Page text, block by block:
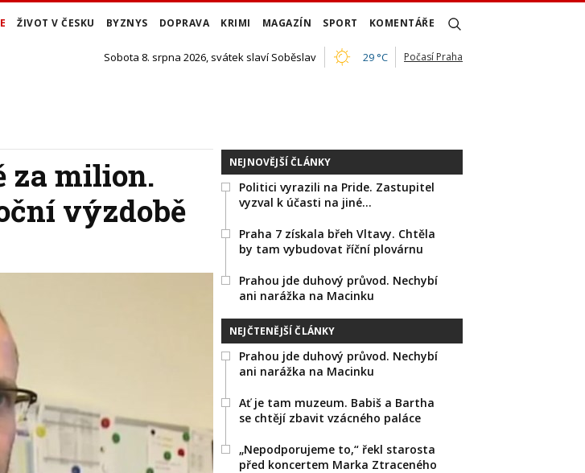
ŽIVOT V ČESKU BYZNYS DOPRAVA KRIMI MAGAZÍN SPORT KOMENTÁŘE
Sobota 8. srpna 2026, svátek slaví Soběslav 29 °C Počasí Praha
za milion.
výzdobě
NEJNOVĚJŠÍ ČLÁNKY
Politici vyrazili na Pride. Zastupitel
vyzval k účasti na jiné…
Praha 7 získala břeh Vltavy. Chtěla
by tam vybudovat říční plovárnu
Prahou jde duhový průvod. Nechybí
ani narážka na Macinku
NEJČTENĚJŠÍ ČLÁNKY
Prahou jde duhový průvod. Nechybí
ani narážka na Macinku
Ať je tam muzeum. Babiš a Bartha
se chtějí zbavit vzácného paláce
„Nepodporujeme to,“ řekl starosta
před koncertem Marka Ztraceného